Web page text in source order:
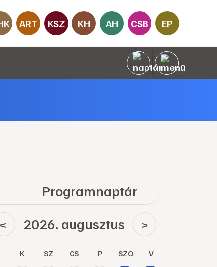
ART KSZ KH AH CSB EP
Programnaptár
< 2026. augusztus >
K SZ CS P SZO V